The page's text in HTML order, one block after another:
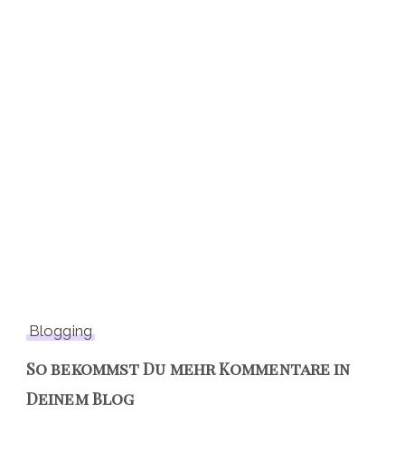
Blogging
So bekommst Du mehr Kommentare in
Deinem Blog